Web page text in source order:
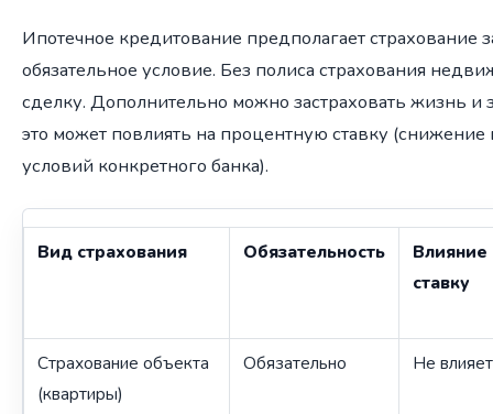
Ипотечное кредитование предполагает страхование
обязательное условие. Без полиса страхования
сделку. Дополнительно можно застраховать жизнь
это может повлиять на процентную ставку
условий конкретного банка).
Вид страхования Обязательность
Влияние
ставку
Страхование объекта
(квартиры)
Обязательно Не влияет